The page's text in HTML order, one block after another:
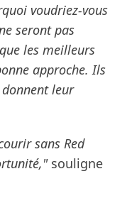
voudriez-vous
seront pas
les meilleurs
approche. Ils
leur
sans Red
souligne